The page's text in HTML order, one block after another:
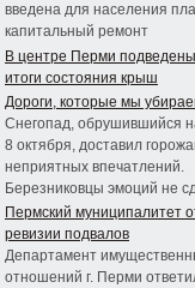
введена для населения
капитальный ремонт
В центре Перми
итоги состояния крыш
Дороги, которые мы
Снегопад, обрушившийся
8 октября, доставил
неприятных впечатлений.
Березниковцы эмоций не
Пермский муниципалитет
ревизии подвалов
Департамент
отношений г. Перми